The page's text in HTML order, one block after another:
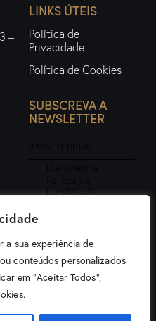
a sua experiência de
conteúdos personalizados
em "Aceitar Todos",
–
LINKS ÚTEIS
Política de
Privacidade
Política de Cookies
SUBSCREVA A
NEWSLETTER
privacidade
Todos os direitos